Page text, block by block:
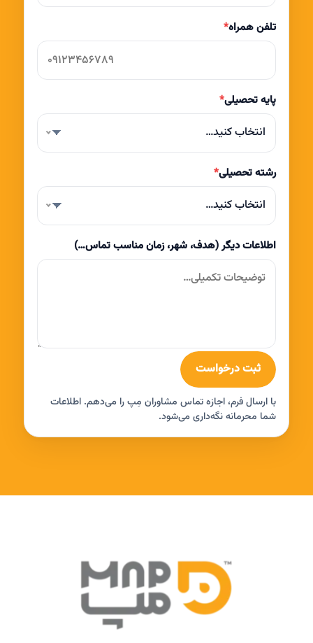
تلفن همراه*
پایه تحصیلی*
انتخاب کنید…
رشته تحصیلی*
انتخاب کنید…
اطلاعات دیگر (هدف، شهر، زمان مناسب تماس…)
ثبت درخواست
با ارسال فرم، اجازه تماس مشاوران مِپ را می‌دهم. اطلاعات
شما محرمانه نگه‌داری می‌شود.